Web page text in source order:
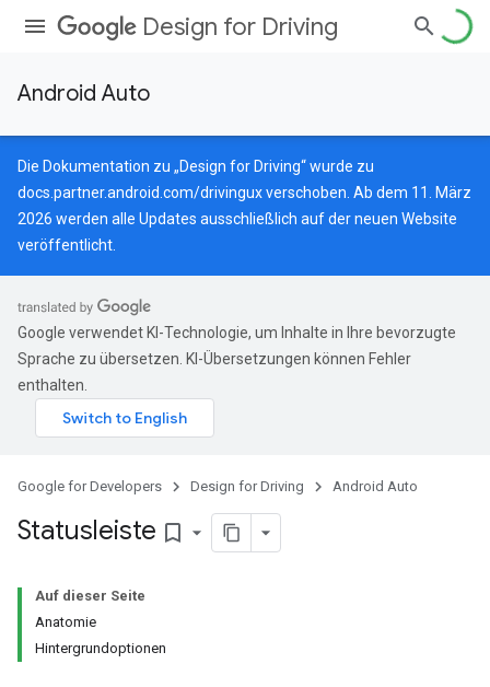
Design for Driving
Android Auto
Die Dokumentation zu „Design for Driving“ wurde zu
docs.partner.android.com/drivinguxverschoben. Ab dem 11. März
2026 werden alle Updates ausschließlich auf der neuen Website
veröffentlicht.
Google verwendet KI-Technologie, um Inhalte in Ihre bevorzugte
Sprache zu übersetzen. KI-Übersetzungen können Fehler
enthalten.
Google for Developers Design for Driving Android Auto
Statusleiste bookmark_border
Auf dieser Seite
Anatomie
Hintergrundoptionen